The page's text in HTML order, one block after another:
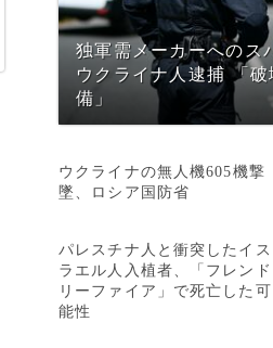
独軍需メーカーへのス
ウクライナ人逮捕 「
備」
ウクライナの無人機605機撃
墜、ロシア国防省
パレスチナ人と衝突したイス
ラエル人入植者、「フレンド
リーファイア」で死亡した可
能性